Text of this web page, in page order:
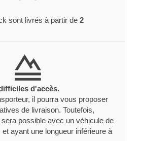
sont livrés à partir de 2
d'accès.
il pourra vous proposer
de livraison. Toutefois,
possible avec un véhicule de
ayant une longueur inférieure à